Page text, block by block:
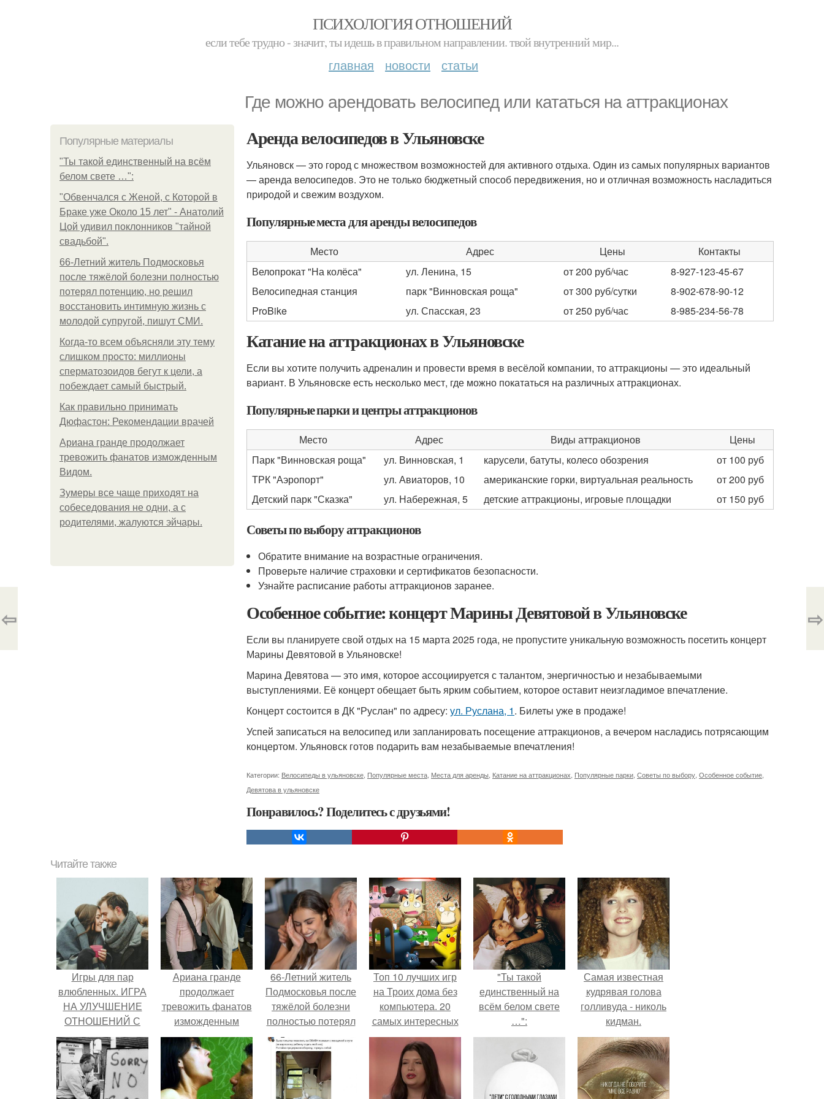
ПСИХОЛОГИЯ ОТНОШЕНИЙ
если тебе трудно - значит, ты идешь в правильном направлении. твой внутренний мир...
главная новости статьи
Где можно арендовать велосипед или кататься на аттракционах
Популярные материалы
"Ты такой единственный на всём
белом свете …":
"Обвенчался с Женой, с Которой в
Браке уже Около 15 лет" - Анатолий
Цой удивил поклонников "тайной
свадьбой".
66-Летний житель Подмосковья
после тяжёлой болезни полностью
потерял потенцию, но решил
восстановить интимную жизнь с
молодой супругой, пишут СМИ.
Когда-то всем объясняли эту тему
слишком просто: миллионы
сперматозоидов бегут к цели, а
побеждает самый быстрый.
Как правильно принимать
Дюфастон: Рекомендации врачей
Ариана гранде продолжает
тревожить фанатов изможденным
Видом.
Зумеры все чаще приходят на
собеседования не одни, а с
родителями, жалуются эйчары.
Аренда велосипедов в Ульяновске
Ульяновск — это город с множеством возможностей для активного отдыха. Один из самых популярных вариантов
— аренда велосипедов. Это не только бюджетный способ передвижения, но и отличная возможность насладиться
природой и свежим воздухом.
Популярные места для аренды велосипедов
Место Адрес Цены
Контакты
Велопрокат "На колёса"
ул. Ленина, 15 от 200 руб/час
8-927-123-45-67
Велосипедная станция
парк "Винновская роща" от 300 руб/сутки
8-902-678-90-12
ProBike
ул. Спасская, 23 от 250 руб/час 8-985-234-56-78
Катание на аттракционах в Ульяновске
Если вы хотите получить адреналин и провести время в весёлой компании, то аттракционы — это идеальный
вариант. В Ульяновске есть несколько мест, где можно покататься на различных аттракционах.
Популярные парки и центры аттракционов
Место Адрес Виды аттракционов
Цены
Парк "Винновская роща"
ул. Винновская, 1 карусели, батуты, колесо обозрения
от 100 руб
ТРК "Аэропорт"
ул. Авиаторов, 10 американские горки, виртуальная реальность
от 200 руб
Детский парк "Сказка"
ул. Набережная, 5 детские аттракционы, игровые площадки от 150 руб
Советы по выбору аттракционов
Обратите внимание на возрастные ограничения.
Проверьте наличие страховки и сертификатов безопасности.
Узнайте расписание работы аттракционов заранее.
Особенное событие: концерт Марины Девятовой в Ульяновске
Если вы планируете свой отдых на 15 марта 2025 года, не пропустите уникальную возможность посетить концерт
Марины Девятовой в Ульяновске!
Марина Девятова — это имя, которое ассоциируется с талантом, энергичностью и незабываемыми
выступлениями. Её концерт обещает быть ярким событием, которое оставит неизгладимое впечатление.
Концерт состоится в ДК "Руслан" по адресу: ул. Руслана, 1. Билеты уже в продаже!
Успей записаться на велосипед или запланировать посещение аттракционов, а вечером насладись потрясающим
концертом. Ульяновск готов подарить вам незабываемые впечатления!
Категории: Велосипеды в ульяновске Популярные места Места для аренды Катание на аттракционах Популярные парки Советы по выбору Особенное событие
Девятова в ульяновске
Понравилось? Поделитесь с друзьями!
⇦ ⇨
Читайте также
Игры для пар
влюбленных. ИГРА
НА УЛУЧШЕНИЕ
ОТНОШЕНИЙ С
ЛЮБИМЫМ
Ариана гранде
продолжает
тревожить фанатов
изможденным
Видом.
66-Летний житель
Подмосковья после
тяжёлой болезни
полностью потерял
потенцию, но
решил
восстановить
интимную жизнь с
молодой супругой,
Топ 10 лучших игр
на Троих дома без
компьютера. 20
самых интересных
игр для компании
"Ты такой
единственный на
всём белом свете
…":
Самая известная
кудрявая голова
голливуда - николь
кидман.